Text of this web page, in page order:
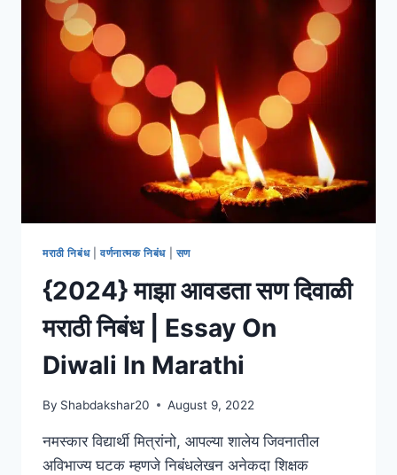
करावी,
पूजा
पद्धत,
शुभ
मुहूर्त
आणि
आरती
मराठी निबंध| वर्णनात्मक निबंध| सण
{2024} माझा आवडता सण दिवाळी
मराठी निबंध | Essay On
Diwali In Marathi
By Shabdakshar20 August 9, 2022
नमस्कार विद्यार्थी मित्रांनो, आपल्या शालेय जिवनातील
अविभाज्य घटक म्हणजे निबंधलेखन अनेकदा शिक्षक